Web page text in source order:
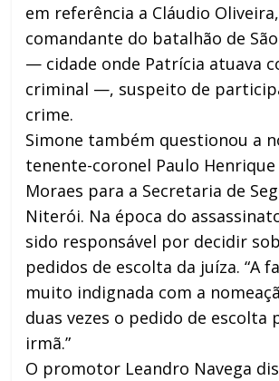
em referência a Cláudio
comandante do batalhão de São
— cidade onde Patrícia atuava
criminal —, suspeito de
crime.
Simone também questionou a
tenente-coronel Paulo Henrique
Moraes para a Secretaria de
Niterói. Na época do
sido responsável por decidir
pedidos de escolta da juíza. “A
muito indignada com a
duas vezes o pedido de escolta
irmã.”
O promotor Leandro Navega